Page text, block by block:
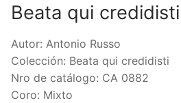
Beata qui credidisti
Autor: Antonio Russo
Colección: Beata qui credidisti
Nro de catálogo: CA 0882
Coro: Mixto